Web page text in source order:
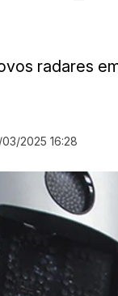
radares
03/2025 16:28